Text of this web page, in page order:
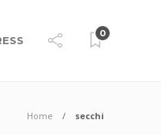
0
Home secchi